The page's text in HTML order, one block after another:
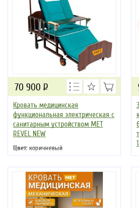
Кровать медицинская
функциональная электрическая с
санитарным устройством MET
REVEL NEW
Цвет: коричневый
70 900 Р